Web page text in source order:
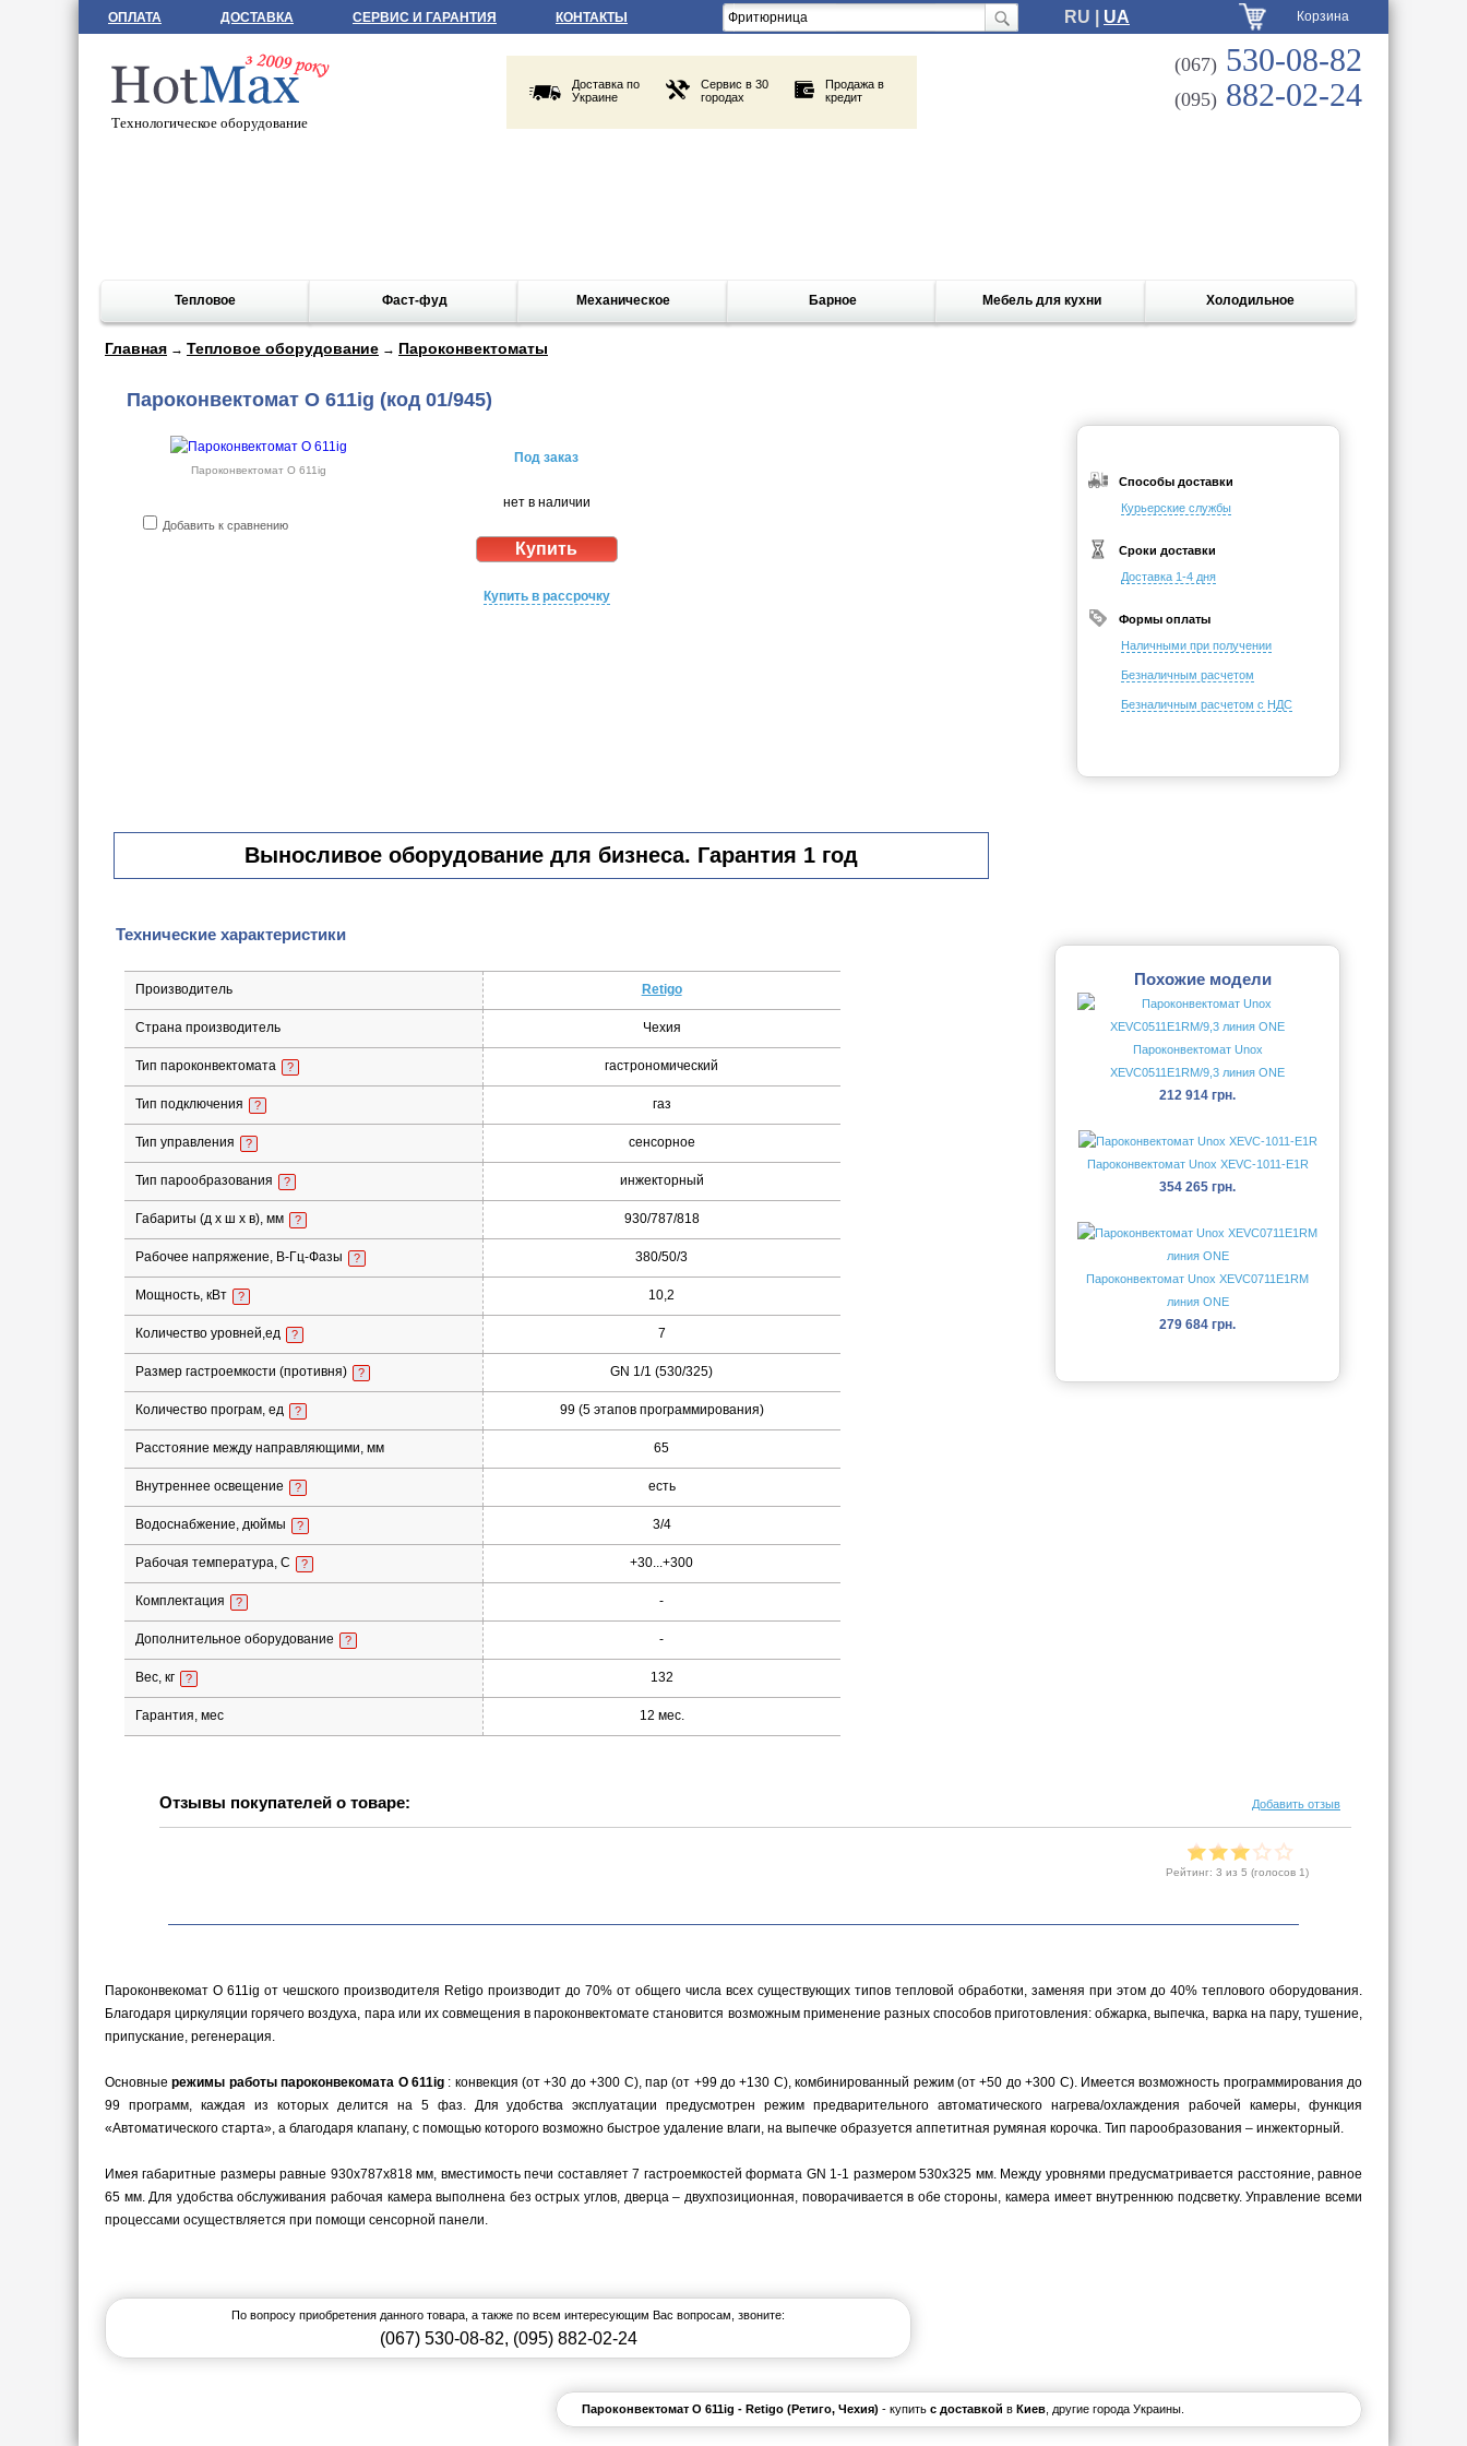
ОПЛАТА ДОСТАВКА СЕРВИС И ГАРАНТИЯ КОНТАКТЫ RU | UA Корзина
Технологическое оборудование
Доставка по
Украине
Сервис в 30
городах
Продажа в
кредит
(067) 530-08-82
(095) 882-02-24
Тепловое Фаст-фуд Механическое Барное Мебель для кухни Холодильное
Главная → Тепловое оборудование → Пароконвектоматы
Пароконвектомат О 611ig (код 01/945)
Пароконвектомат О 611ig
Добавить к сравнению
Под заказ
нет в наличии
Купить в рассрочку
Способы доставки
Курьерские службы
Сроки доставки
Доставка 1-4 дня
Формы оплаты
Наличными при получении
Безналичным расчетом
Безналичным расчетом с НДС
Выносливое оборудование для бизнеса. Гарантия 1 год
Технические характеристики
Производитель Retigo
Страна производитель Чехия
Тип пароконвектомата ? гастрономический
Тип подключения ? газ
Тип управления ? сенсорное
Тип парообразования ? инжекторный
Габариты (д х ш x в), мм ? 930/787/818
Рабочее напряжение, В-Гц-Фазы ? 380/50/3
Мощность, кВт ? 10,2
Количество уровней,ед ? 7
Размер гастроемкости (противня) ? GN 1/1 (530/325)
Количество програм, ед ? 99 (5 этапов программирования)
Расстояние между направляющими, мм 65
Внутреннее освещение ? есть
Водоснабжение, дюймы ? 3/4
Рабочая температура, С ? +30...+300
Комплектация ? -
Дополнительное оборудование ? -
Вес, кг ? 132
Гарантия, мес 12 мес.
Похожие модели
Пароконвектомат Unox
XEVC0511E1RM/9,3 линия ONE
212 914 грн.
Пароконвектомат Unox XEVC-1011-E1R
354 265 грн.
Пароконвектомат Unox XEVC0711E1RM
линия ONE
279 684 грн.
Отзывы покупателей о товаре: Добавить отзыв
Рейтинг: 3 из 5 (голосов 1)
Пароконвекомат O 611ig от чешского производителя Retigo производит до 70% от общего числа всех существующих типов тепловой обработки, заменяя при этом до 40% теплового оборудования.
Благодаря циркуляции горячего воздуха, пара или их совмещения в пароконвектомате становится возможным применение разных способов приготовления: обжарка, выпечка, варка на пару, тушение,
припускание, регенерация.
Основныережимы работы пароконвекомата O 611ig: конвекция (от +30 до +300 С), пар (от +99 до +130 С), комбинированный режим (от +50 до +300 С). Имеется возможность программирования до
99 программ, каждая из которых делится на 5 фаз. Для удобства эксплуатации предусмотрен режим предварительного автоматического нагрева/охлаждения рабочей камеры, функция
«Автоматического старта», а благодаря клапану, с помощью которого возможно быстрое удаление влаги, на выпечке образуется аппетитная румяная корочка. Тип парообразования – инжекторный.
Имея габаритные размеры равные 930х787х818 мм, вместимость печи составляет 7 гастроемкостей формата GN 1-1 размером 530х325 мм. Между уровнями предусматривается расстояние, равное
65 мм. Для удобства обслуживания рабочая камера выполнена без острых углов, дверца – двухпозиционная, поворачивается в обе стороны, камера имеет внутреннюю подсветку. Управление всеми
процессами осуществляется при помощи сенсорной панели.
По вопросу приобретения данного товара, а также по всем интересующим Вас вопросам, звоните:
(067) 530-08-82, (095) 882-02-24
Пароконвектомат О 611ig - Retigo (Ретиго, Чехия) - купить с доставкой в Киев, другие города Украины.